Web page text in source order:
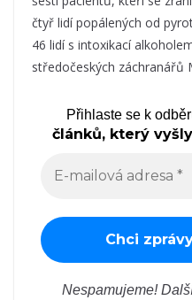
čtyř lidí popálených od
46 lidí s intoxikací
středočeských záchranářů
Přihlaste se k
článků, který
Nespamujeme!